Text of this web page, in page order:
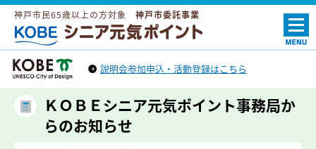
神戸市民65歳以上の方対象 神戸市委託事業
ＫＯＢＥシニア元気ポイント
神戸市トップへ
（外部リンク）
説明会参加申込・活動登録はこちら
ＫＯＢＥシニア元気ポイント事務局か
らのお知らせ